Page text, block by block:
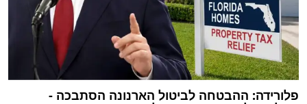
פלורידה: ההבטחה לביטול הארנונה הסתבכה -